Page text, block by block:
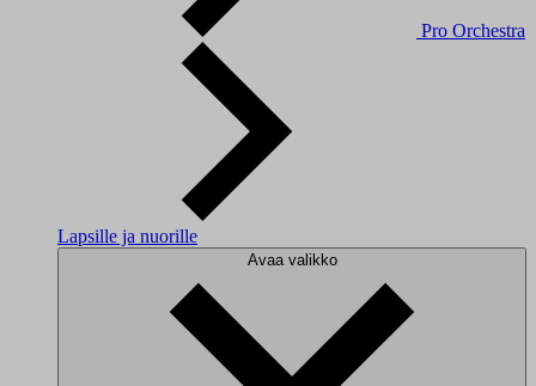
Pro Orchestra
Lapsille ja nuorille
Avaa valikko